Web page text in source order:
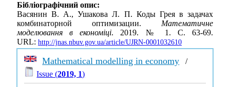
Бібліографічний опис:
Васянин В. А., Ушакова Л. П. Коды Грея в задачах
комбинаторной оптимизации. Математичне
моделювання в економіці. 2019. № 1. С. 63-69.
URL: http://jnas.nbuv.gov.ua/article/UJRN-0001032610
Mathematical modelling in economy /
Issue (2019, 1)